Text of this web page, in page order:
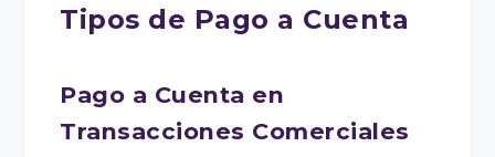
Tipos de Pago a Cuenta
Pago a Cuenta en
Transacciones Comerciales